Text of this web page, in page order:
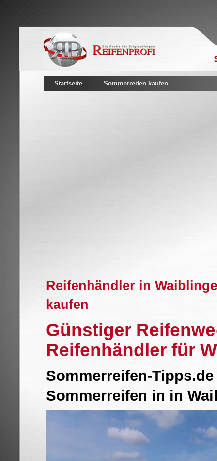
Startseite Sommerreifen kaufen
Reifenhändler in
kaufen
Günstiger
Reifenhändler für
Sommerreifen-
Sommerreifen in in